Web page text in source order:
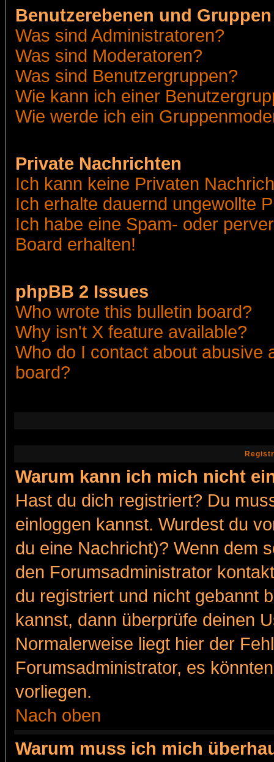
Benutzerebenen und Gruppen
Was sind Administratoren?
Was sind Moderatoren?
Was sind Benutzergruppen?
Wie kann ich einer
Wie werde ich ein
Private Nachrichten
Ich kann keine Privaten
Ich erhalte dauernd ungewollte
Ich habe eine Spam- oder
Board erhalten!
phpBB 2 Issues
Who wrote this bulletin board?
Why isn't X feature available?
Who do I contact about abusive
board?
Warum kann ich mich nicht
Hast du dich registriert? Du
einloggen kannst. Wurdest du
du eine Nachricht)? Wenn dem
den Forumsadministrator
du registriert und nicht gebannt
kannst, dann überprüfe deinen
Normalerweise liegt hier der
Forumsadministrator, es
vorliegen.
Nach oben
Warum muss ich mich